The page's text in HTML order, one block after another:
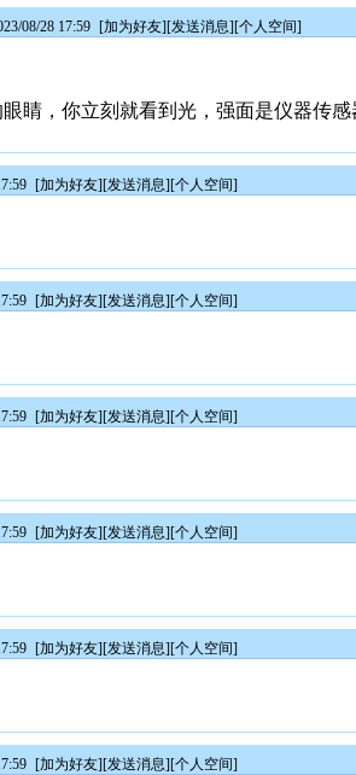
08/28 17:59 [加为好友][发送消息][个人空间]
睛，你立刻就看到光，强面是仪器传感
[加为好友][发送消息][个人空间]
[加为好友][发送消息][个人空间]
[加为好友][发送消息][个人空间]
[加为好友][发送消息][个人空间]
[加为好友][发送消息][个人空间]
[加为好友][发送消息][个人空间]